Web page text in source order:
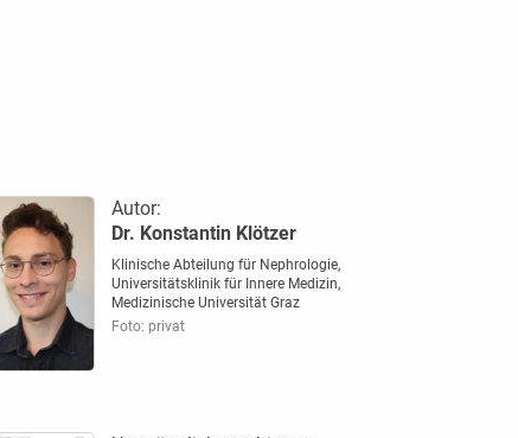
Autor:
Dr. Konstantin Klötzer
Klinische Abteilung für Nephrologie,
Universitätsklinik für Innere Medizin,
Medizinische Universität Graz
Foto: privat